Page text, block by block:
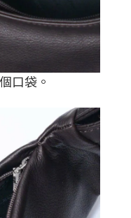
口袋。